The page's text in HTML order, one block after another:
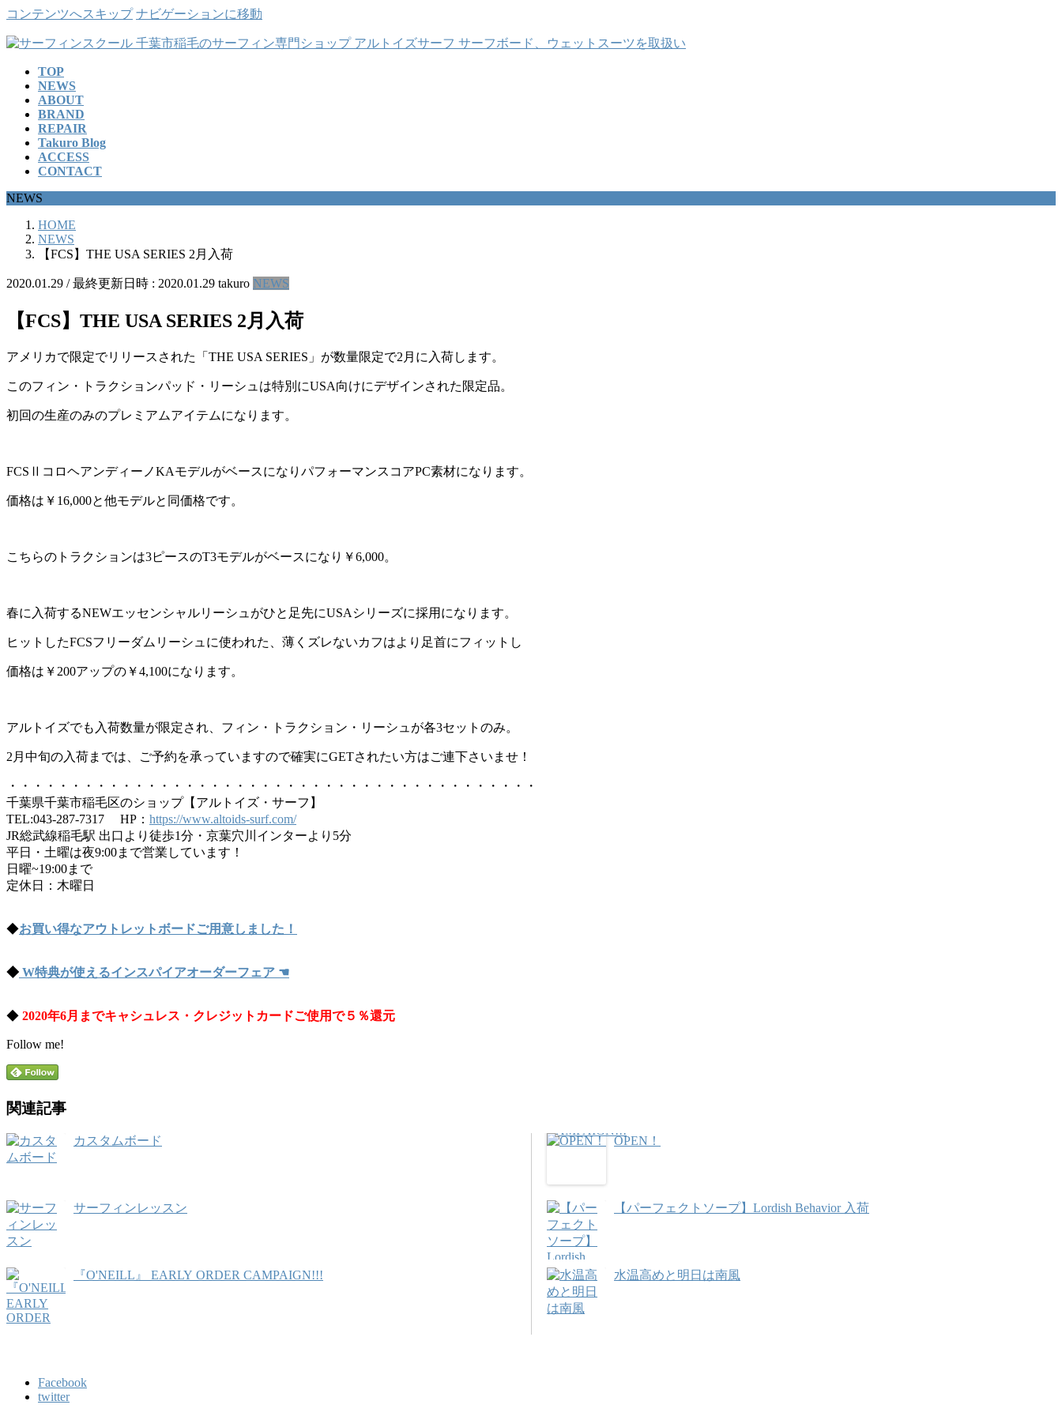
コンテンツへスキップ ナビゲーションに移動
TOP
NEWS
ABOUT
BRAND
REPAIR
Takuro Blog
ACCESS
CONTACT
NEWS
HOME
NEWS
【FCS】THE USA SERIES 2月入荷
2020.01.29 / 最終更新日時 : 2020.01.29 takuro NEWS
【FCS】THE USA SERIES 2月入荷
アメリカで限定でリリースされた「THE USA SERIES」が数量限定で2月に入荷します。
このフィン・トラクションパッド・リーシュは特別にUSA向けにデザインされた限定品。
初回の生産のみのプレミアムアイテムになります。
FCSⅡコロヘアンディーノKAモデルがベースになりパフォーマンスコアPC素材になります。
価格は￥16,000と他モデルと同価格です。
こちらのトラクションは3ピースのT3モデルがベースになり￥6,000。
春に入荷するNEWエッセンシャルリーシュがひと足先にUSAシリーズに採用になります。
ヒットしたFCSフリーダムリーシュに使われた、薄くズレないカフはより足首にフィットし
価格は￥200アップの￥4,100になります。
アルトイズでも入荷数量が限定され、フィン・トラクション・リーシュが各3セットのみ。
2月中旬の入荷までは、ご予約を承っていますので確実にGETされたい方はご連下さいませ！
・・・・・・・・・・・・・・・・・・・・・・・・・・・・・・・・・・・・・・・・・・
千葉県千葉市稲毛区のショップ【アルトイズ・サーフ】
TEL:043-287-7317 HP： https://www.altoids-surf.com/
JR総武線稲毛駅 出口より徒歩1分・京葉穴川インターより5分
平日・土曜は夜9:00まで営業しています！
日曜~19:00まで
定休日：木曜日
◆お買い得なアウトレットボードご用意しました！
◆ W特典が使えるインスパイアオーダーフェア ☚
◆ 2020年6月までキャシュレス・クレジットカードご使用で５％還元
Follow me!
関連記事
カスタムボード
サーフィンレッスン
『O'NEILL』 EARLY ORDER CAMPAIGN!!!
OPEN！
【パーフェクトソープ】Lordish Behavior 入荷
水温高めと明日は南風
Facebook
twitter